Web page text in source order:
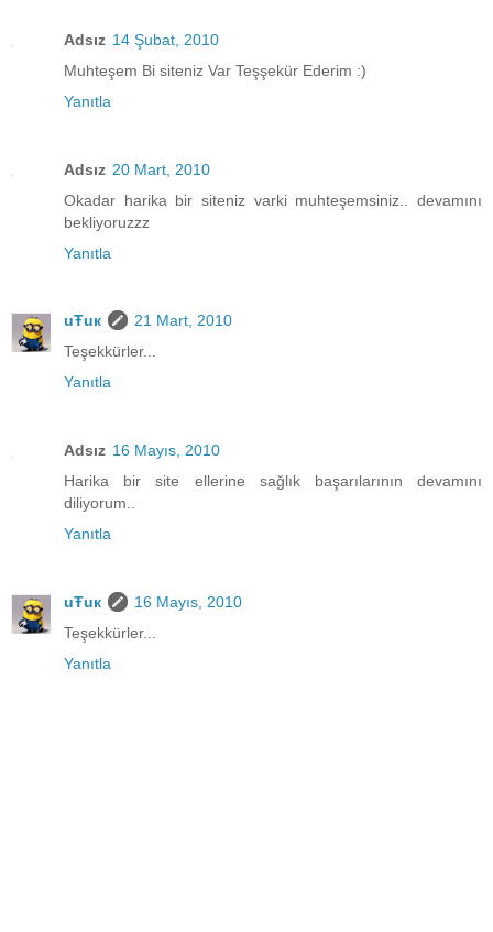
Adsız 14 Şubat, 2010
Muhteşem Bi siteniz Var Teşşekür Ederim :)
Yanıtla
Adsız 20 Mart, 2010
Okadar harika bir siteniz varki muhteşemsiniz.. devamını
bekliyoruzzz
Yanıtla
uŦuк
21 Mart, 2010
Teşekkürler...
Yanıtla
Adsız 16 Mayıs, 2010
Harika bir site ellerine sağlık başarılarının devamını
diliyorum..
Yanıtla
uŦuк
16 Mayıs, 2010
Teşekkürler...
Yanıtla